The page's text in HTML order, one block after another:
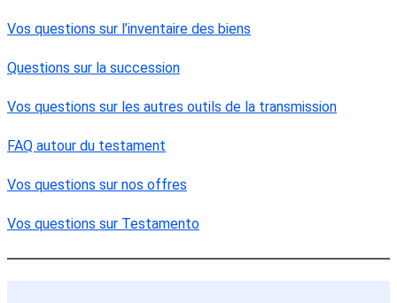
Vos questions sur l’inventaire des biens
Questions sur la succession
Vos questions sur les autres outils de la transmission
FAQ autour du testament
Vos questions sur nos offres
Vos questions sur Testamento